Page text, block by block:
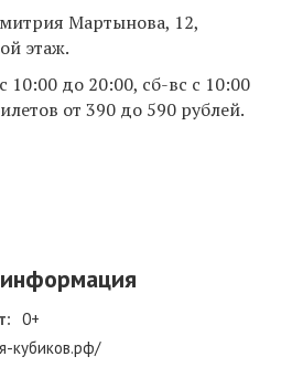
Мартынова, 12,
этаж.
до 20:00, сб-вс с 10:00
от 390 до 590 рублей.
0+
кубиков.рф/